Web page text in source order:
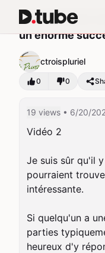
Ce n'est pas le
un énorme
ctroispluriel
0 0
19 views • 6/20/
Vidéo 2
Je suis sûr qu'il
pourraient
intéressante.
Si quelqu'un a
parties
heureux d'y